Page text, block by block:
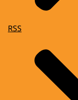
RSS